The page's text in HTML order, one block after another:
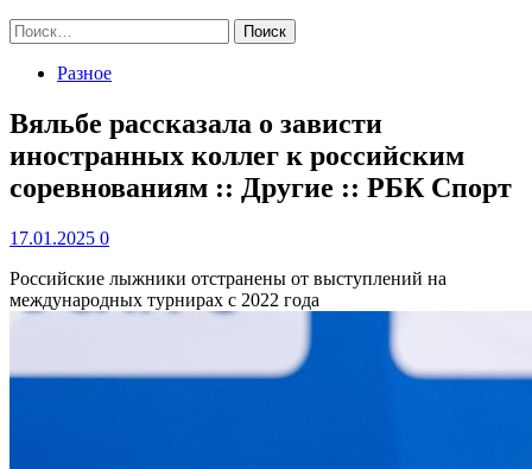
Найти:
Разное
Вяльбе рассказала о зависти
иностранных коллег к российским
соревнованиям :: Другие :: РБК Спорт
17.01.2025 0
Российские лыжники отстранены от выступлений на
международных турнирах с 2022 года